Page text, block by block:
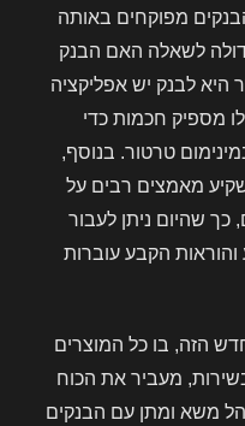
מפוקחים באותה
לשאלה האם הבנק
היא לבנק יש אפליקציה
מספיק חכמות כדי
טרטור. בנוסף,
מאמצים רבים על
שהיום ניתן לעבור
והוראות הקבע עוברות
הזה, בו כל המוצרים
מעביר את הכוח
משא ומתן עם הבנקים